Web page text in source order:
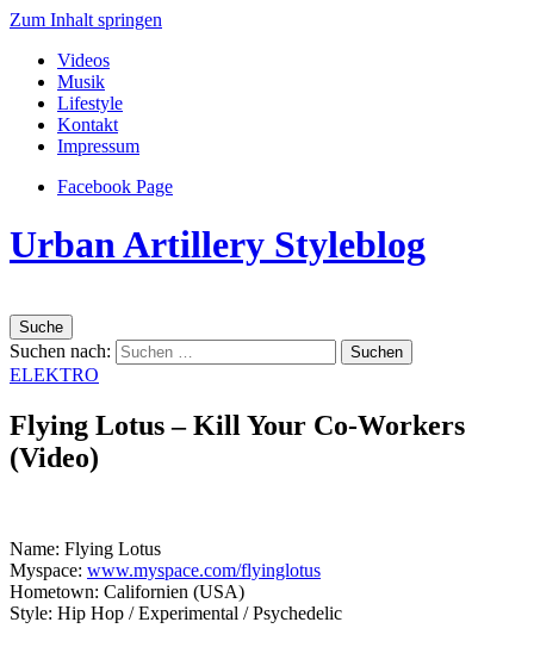
Zum Inhalt springen
Videos
Musik
Lifestyle
Kontakt
Impressum
Facebook Page
Urban Artillery Styleblog
Suche
Suchen nach:
ELEKTRO
Flying Lotus – Kill Your Co-Workers
(Video)
Name: Flying Lotus
Myspace: www.myspace.com/flyinglotus
Hometown: Californien (USA)
Style: Hip Hop / Experimental / Psychedelic